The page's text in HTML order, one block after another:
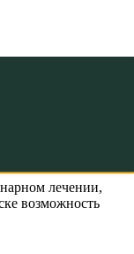
лечении,
возможность